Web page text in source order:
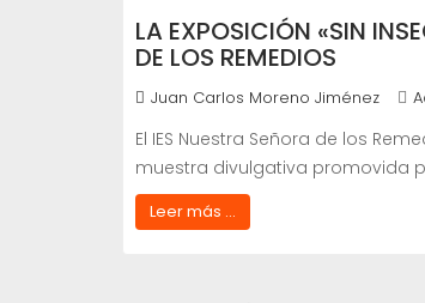
LA EXPOSICIÓN «SIN
DE LOS REMEDIOS
Juan Carlos Moreno Jiménez
El IES Nuestra Señora de los
muestra divulgativa promovida
Leer más ...